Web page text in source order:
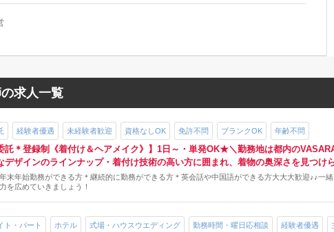
求人一覧
経験者優遇 未経験者歓迎 資格なしOK 免許不問 ブランクOK 年齢不問
託＊登録制《着付け＆ヘアメイク》】1日～・単発OK★＼勤務地は都内の
デザインのラインナップ・着付け技術の高い方に囲まれ、着物の奥深さを見つけ
末年始勤務ができる方＊継続的に勤務ができる方＊英会話や中国語ができる方大大大歓迎♪♪一
を広めていきましょう！
ト・パート ホテル 式場・ハウスウエディング 勤務時間・曜日応相談 経験者優遇